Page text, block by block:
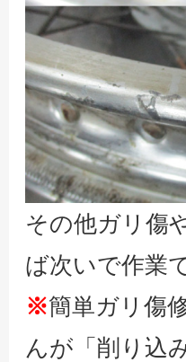
その他ガリ傷
ば次いで作業
※簡単ガリ傷
んが「削り込